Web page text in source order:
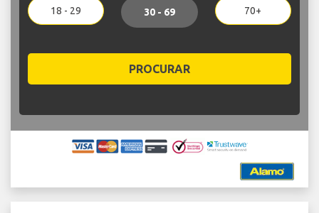
18 - 29 30 - 69 70+
PROCURAR